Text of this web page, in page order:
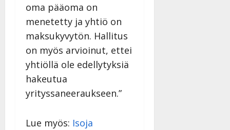
oma pääoma on
menetetty ja yhtiö on
maksukyvytön. Hallitus
on myös arvioinut, ettei
yhtiöllä ole edellytyksiä
hakeutua
yrityssaneeraukseen.”
Lue myös: Isoja